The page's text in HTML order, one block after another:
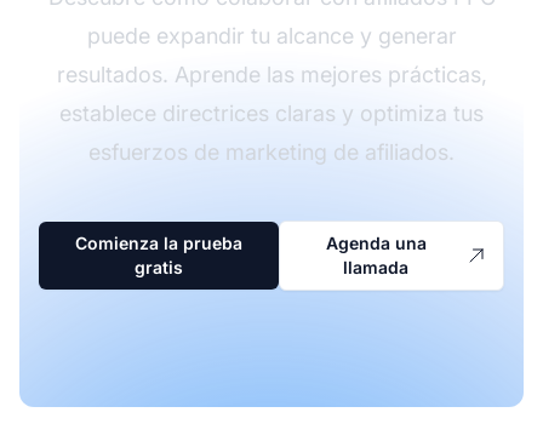
puede expandir tu alcance y generar
resultados. Aprende las mejores prácticas,
establece directrices claras y optimiza tus
esfuerzos de marketing de afiliados.
Comienza la prueba
gratis
Agenda una
llamada